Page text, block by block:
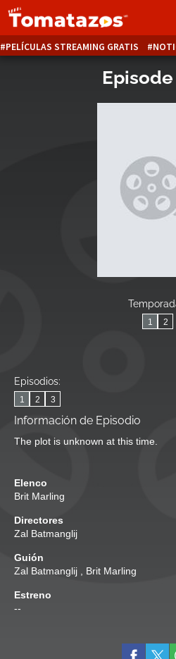
PELÍCULAS STREAMING GRATIS
1 2
Episodios:
1 2 3
Información de Episodio
The plot is unknown at this time.
Elenco
Brit Marling
Directores
Zal Batmanglij
Guión
Zal Batmanglij
Brit Marling
Estreno
--